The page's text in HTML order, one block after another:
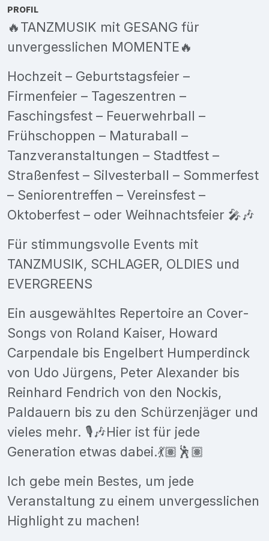
PROFIL
🔥TANZMUSIK mit GESANG für
unvergesslichen MOMENTE🔥
Hochzeit – Geburtstagsfeier –
Firmenfeier – Tageszentren –
Faschingsfest – Feuerwehrball –
Frühschoppen – Maturaball –
Tanzveranstaltungen – Stadtfest –
Straßenfest – Silvesterball – Sommerfest
– Seniorentreffen – Vereinsfest –
Oktoberfest – oder Weihnachtsfeier 🎤🎶
Für stimmungsvolle Events mit
TANZMUSIK, SCHLAGER, OLDIES und
EVERGREENS
Ein ausgewähltes Repertoire an Cover-
Songs von Roland Kaiser, Howard
Carpendale bis Engelbert Humperdinck
von Udo Jürgens, Peter Alexander bis
Reinhard Fendrich von den Nockis,
Paldauern bis zu den Schürzenjäger und
vieles mehr. 🎙️🎶Hier ist für jede
Generation etwas dabei.💃🏽🕺🏽
Ich gebe mein Bestes, um jede
Veranstaltung zu einem unvergesslichen
Highlight zu machen!